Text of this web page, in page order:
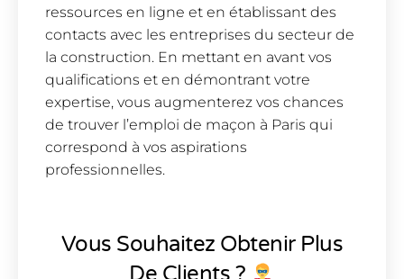
ressources en ligne et en établissant des
contacts avec les entreprises du secteur de
la construction. En mettant en avant vos
qualifications et en démontrant votre
expertise, vous augmenterez vos chances
de trouver l’emploi de maçon à Paris qui
correspond à vos aspirations
professionnelles.
Vous Souhaitez Obtenir Plus